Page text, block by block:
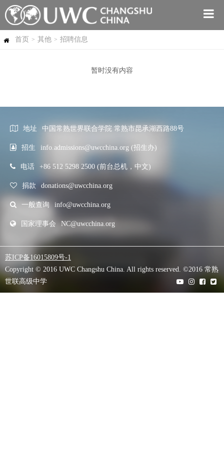
首页 > 其他 > 招聘信息
暂时没有内容
地址 中国常熟世界联合学院 常熟市昆承湖西路88号
招生 info.admissions@uwcchina.org (招生办)
电话 +86 512 5298 2500 (前台总机，中文)
捐款 donations@uwcchina.org
一般查询 info@uwcchina.org
国家理事会 NC@uwcchina.org
苏ICP备16015809号-1
Copyright © 2016 UWC Changshu China. All rights reserved. ©2016 常熟
世联高级中学